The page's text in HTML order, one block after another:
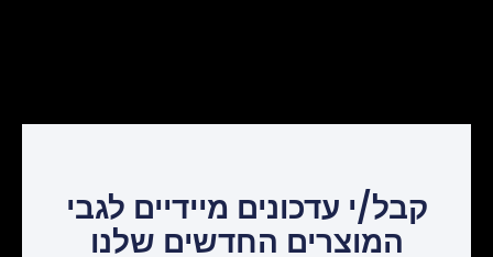
קבל/י עדכונים מיידיים לגבי
המוצרים החדשים שלנו